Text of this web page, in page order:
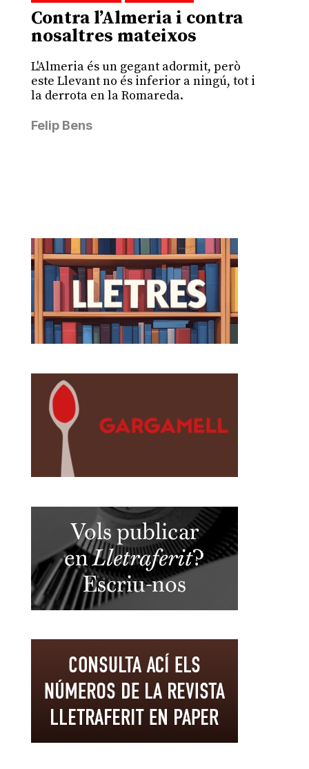
Contra l’Almeria i contra
nosaltres mateixos
L'Almeria és un gegant adormit, però
este Llevant no és inferior a ningú, tot i
la derrota en la Romareda.
Felip Bens